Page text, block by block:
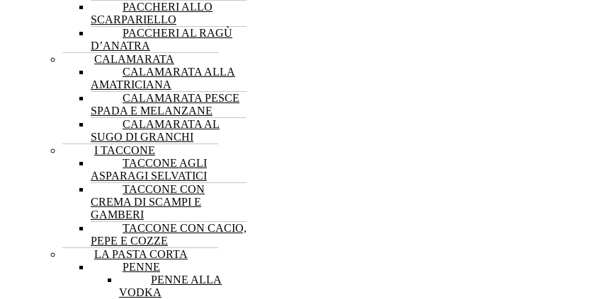
PACCHERI ALLO
SCARPARIELLO
PACCHERI AL RAGÙ
D’ANATRA
CALAMARATA
CALAMARATA ALLA
AMATRICIANA
CALAMARATA PESCE
SPADA E MELANZANE
CALAMARATA AL
SUGO DI GRANCHI
I TACCONE
TACCONE AGLI
ASPARAGI SELVATICI
TACCONE CON
CREMA DI SCAMPI E
GAMBERI
TACCONE CON CACIO,
PEPE E COZZE
LA PASTA CORTA
PENNE
PENNE ALLA
VODKA